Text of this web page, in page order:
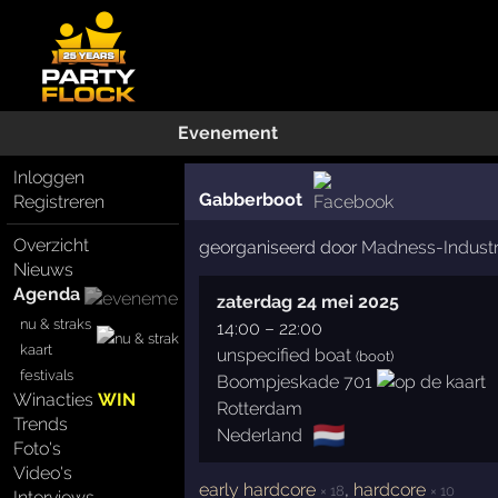
Evenement
Inloggen
Registreren
Overzicht
Nieuws
Agenda
nu & straks
kaart
festivals
WinactiesWIN
Trends
Foto's
Video's
Gabberboot
georganiseerd door Madness-
zaterdag 24 mei 2025
14:00 – 22:00
unspecified boat (boot)
Boompjeskade 701
Rotterdam
Nederland 🇳🇱
early hardcore × 18, hardcore × 10